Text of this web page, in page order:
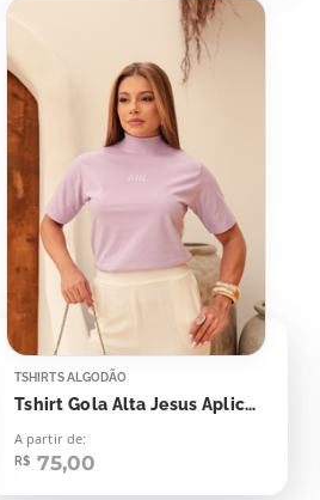
TSHIRTS ALGODÃO
Tshirt Gola Alta Jesus Aplicação
A partir de:
R$ 75,00